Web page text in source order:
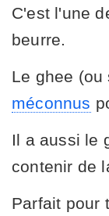
C'est l'une
beurre.
Le ghee (ou
méconnus
Il a aussi le
contenir de
Parfait pour